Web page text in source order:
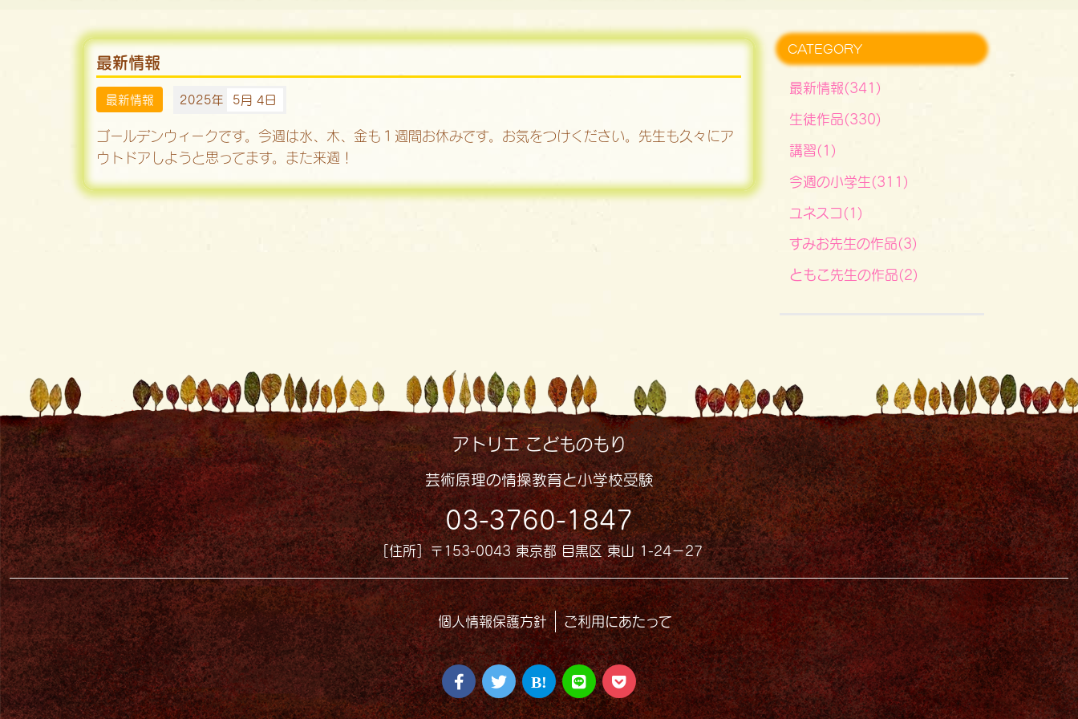
最新情報
最新情報 2025年 5月 4日
ゴールデンウィークです。今週は水、木、金も１週間お休みです。お気をつけください。先生も久々にア
ウトドアしようと思ってます。また来週！
CATEGORY
最新情報(341)
生徒作品(330)
講習(1)
今週の小学生(311)
ユネスコ(1)
すみお先生の作品(3)
ともこ先生の作品(2)
アトリエ こどものもり
芸術原理の情操教育と小学校受験
03-3760-1847
［住所］〒153-0043 東京都 目黒区 東山 1-24−27
個人情報保護方針 ご利用にあたって